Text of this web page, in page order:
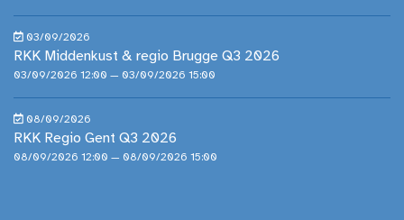
03/09/2026
RKK Middenkust & regio Brugge Q3 2026
03/09/2026 12:00 — 03/09/2026 15:00
08/09/2026
RKK Regio Gent Q3 2026
08/09/2026 12:00 — 08/09/2026 15:00